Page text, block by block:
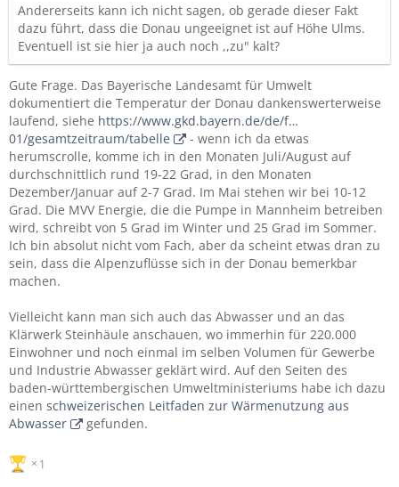
Andererseits kann ich nicht sagen, ob gerade dieser Fakt
dazu führt, dass die Donau ungeeignet ist auf Höhe Ulms.
Eventuell ist sie hier ja auch noch ,,zu" kalt?
Gute Frage. Das Bayerische Landesamt für Umwelt
dokumentiert die Temperatur der Donau dankenswerterweise
laufend, siehe https://www.gkd.bayern.de/de/f…
01/gesamtzeitraum/tabelle
- wenn ich da etwas
herumscrolle, komme ich in den Monaten Juli/August auf
durchschnittlich rund 19-22 Grad, in den Monaten
Dezember/Januar auf 2-7 Grad. Im Mai stehen wir bei 10-12
Grad. Die MVV Energie, die die Pumpe in Mannheim betreiben
wird, schreibt von 5 Grad im Winter und 25 Grad im Sommer.
Ich bin absolut nicht vom Fach, aber da scheint etwas dran zu
sein, dass die Alpenzuflüsse sich in der Donau bemerkbar
machen.
Vielleicht kann man sich auch das Abwasser und an das
Klärwerk Steinhäule anschauen, wo immerhin für 220.000
Einwohner und noch einmal im selben Volumen für Gewerbe
und Industrie Abwasser geklärt wird. Auf den Seiten des
baden-württembergischen Umweltministeriums habe ich dazu
einen schweizerischen Leitfaden zur Wärmenutzung aus
Abwasser
gefunden.
1